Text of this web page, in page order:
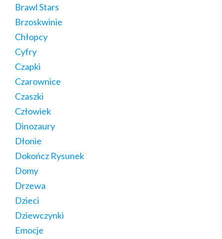
Brawl Stars
Brzoskwinie
Chłopcy
Cyfry
Czapki
Czarownice
Czaszki
Człowiek
Dinozaury
Dłonie
Dokończ Rysunek
Domy
Drzewa
Dzieci
Dziewczynki
Emocje